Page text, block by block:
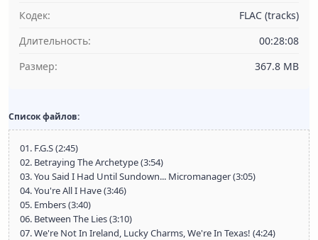
Кодек:
FLAC (tracks)
Длительность:
00:28:08
Размер:
367.8 MB
Список файлов:
01. F.G.S (2:45)
02. Betraying The Archetype (3:54)
03. You Said I Had Until Sundown... Micromanager (3:05)
04. You're All I Have (3:46)
05. Embers (3:40)
06. Between The Lies (3:10)
07. We're Not In Ireland, Lucky Charms, We're In Texas! (4:24)